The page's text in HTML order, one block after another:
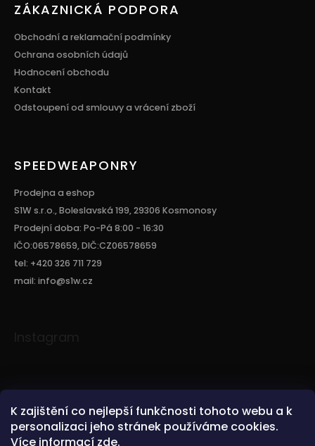
K zajištění co nejlepší funkčnosti tohoto webu a k
personalizaci jeho stránek používáme cookies.
Více informací zde.
ZÁKAZNICKÁ PODPORA
Obchodní a reklamační podmínky
Ochrana osobních údajů
Hodnocení obchodu
Kontakt
Odstoupení od smlouvy a vrácení zboží
SPEEDWEAPONRY
Prodejna a eshop
S1W s.r.o., Boleslavská 199, 29306 Kosmonosy
Prodejní doba: Po-Pá 8:00 - 16:30
IČO:06578659, DIČ:CZ06578659
tel: +420 326 711 729
mail: info@s1w.cz